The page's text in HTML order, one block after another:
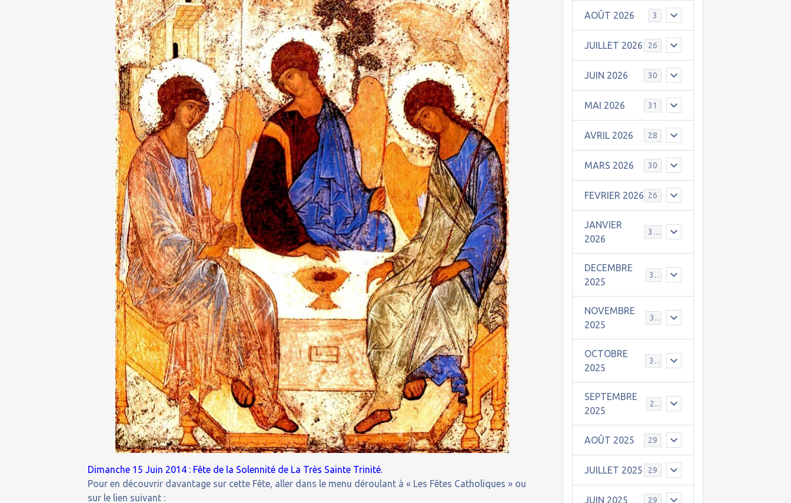
Dimanche 15 Juin 2014 : Fête de la Solennité de La Très Sainte Trinité.
Pour en découvrir davantage sur cette Fête, aller dans le menu déroulant à « Les Fêtes Catholiques » ou
sur le lien suivant :
AOÛT 2026 3
JUILLET 2026 26
JUIN 2026 30
MAI 2026 31
AVRIL 2026 28
MARS 2026 30
FEVRIER 2026 26
JANVIER
2026
31
DECEMBRE
2025
30
NOVEMBRE
2025
30
OCTOBRE
2025
31
SEPTEMBRE
2025
25
AOÛT 2025 29
JUILLET 2025 29
JUIN 2025 29